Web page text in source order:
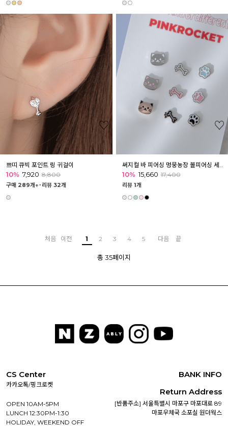
쁘띠 큐빅 포인트 링 귀걸이
10% 7,920 8,800
구매 289개↑˙ 리뷰 32개
10% 15,660 17,400
리뷰 1개
처음 이전 1 2 3 4 5 다음 끝
총 35페이지
CS Center
카카오톡/핑크로켓
OPEN 10AM-5PM
LUNCH 12:30PM-1:30
HOLIDAY, WEEKEND OFF
BANK INFO
Return Address
[반품주소] 서울특별시 마포구 마포대로 89
마포우체국 소포실 원더웍스